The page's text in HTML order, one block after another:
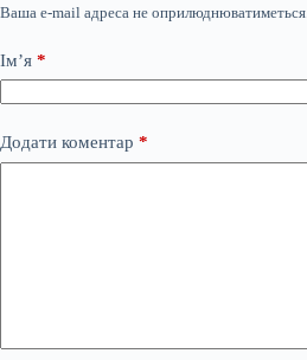
Ваша e-mail адреса не оприлюднюватиметься.
Ім’я *
Додати коментар *